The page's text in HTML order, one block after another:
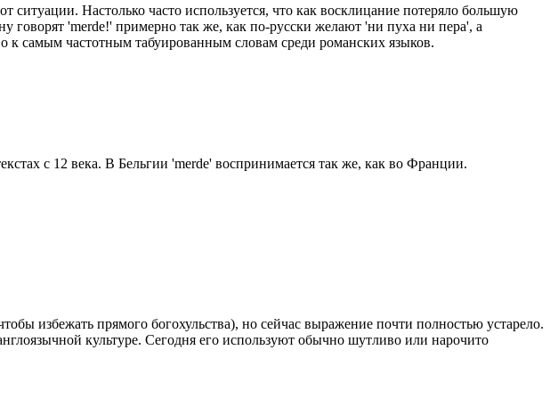
ситуации. Настолько часто используется, что как восклицание потеряло большую
говорят 'merde!' примерно так же, как по-русски желают 'ни пуха ни пера', а
к самым частотным табуированным словам среди романских языков.
с 12 века. В Бельгии 'merde' воспринимается так же, как во Франции.
избежать прямого богохульства), но сейчас выражение почти полностью устарело.
культуре. Сегодня его используют обычно шутливо или нарочито